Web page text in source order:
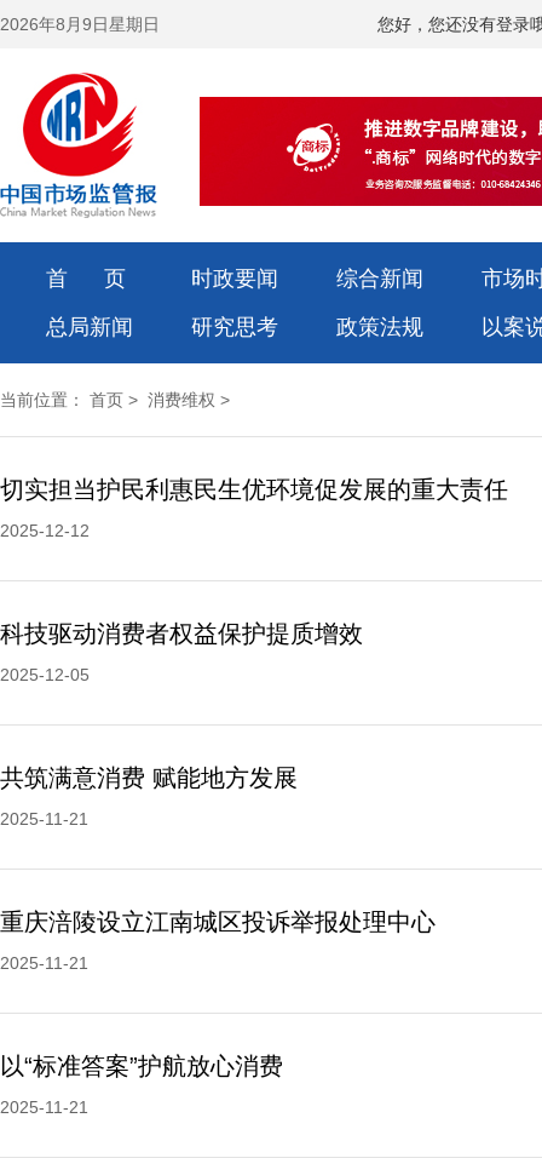
2026年8月9日星期日 您好，您还没有登录
首 页 时政要闻 综合新闻
市场
总局新闻
研究思考 政策法规 以案
当前位置： 首页 > 消费维权 >
切实担当护民利惠民生优环境促发展的重大责任
2025-12-12
科技驱动消费者权益保护提质增效
2025-12-05
共筑满意消费 赋能地方发展
2025-11-21
重庆涪陵设立江南城区投诉举报处理中心
2025-11-21
以“标准答案”护航放心消费
2025-11-21